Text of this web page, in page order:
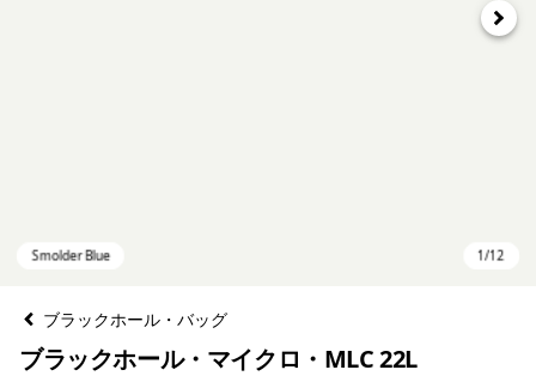
次へ
ブラックホール・バッグ
ブラックホール・マイクロ・MLC 22L